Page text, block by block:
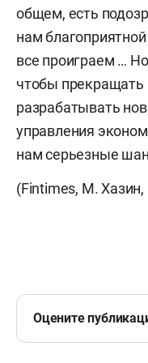
общем, есть
нам
все проиграем …
чтобы прекращать
разрабатывать
управления
нам серьезные
(Fintimes, М. Хазин,
Оцените